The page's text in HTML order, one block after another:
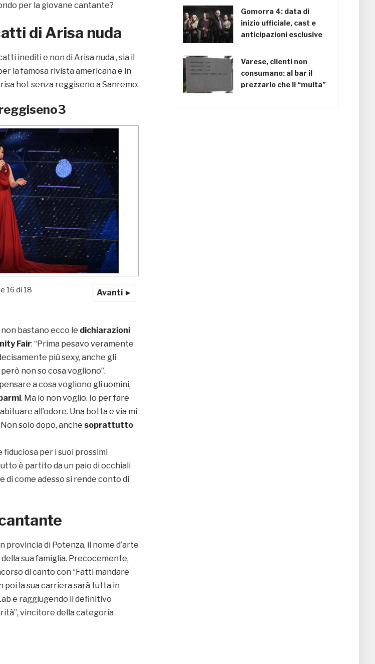
per la giovane cantante?
di Arisa nuda
inediti e non di Arisa nuda , sia il
la famosa rivista americana e in
hot senza reggiseno a Sanremo:
Avanti ►
16 di 18
bastano ecco le dichiarazioni
Fair: “Prima pesavo veramente
più sexy, anche gli
non so cosa vogliono”.
a cosa vogliono gli uomini,
. Ma io non voglio. Io per fare
all’odore. Una botta e via mi
solo dopo, anche soprattutto
per i suoi prossimi
è partito da un paio di occhiali
di come adesso si rende conto di
provincia di Potenza, il nome d’arte
sua famiglia. Precocemente,
di canto con “Fatti mandare
poi la sua carriera sarà tutta in
e raggiugendo il definitivo
vincitore della categoria
Gomorra 4: data di
inizio ufficiale, cast e
anticipazioni esclusive
Varese, clienti non
consumano: al bar il
prezzario che li “multa”